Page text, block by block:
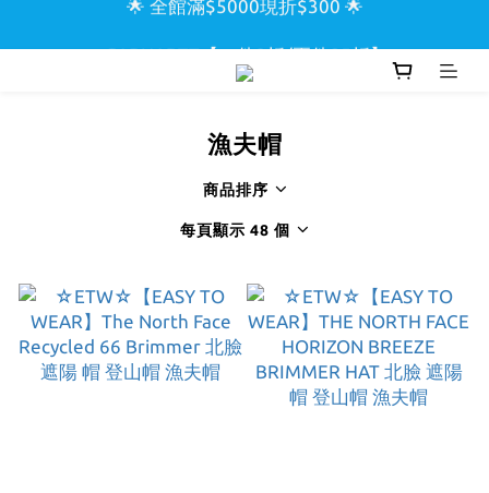
🌊 CARHARTT【一件9折/兩件85折】🌊
🌟 全館滿$5000現折$300 🌟
漁夫帽
商品排序
每頁顯示 48 個